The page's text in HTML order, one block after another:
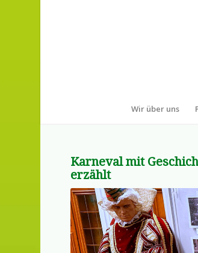
Wir über uns
Karneval mit
erzählt